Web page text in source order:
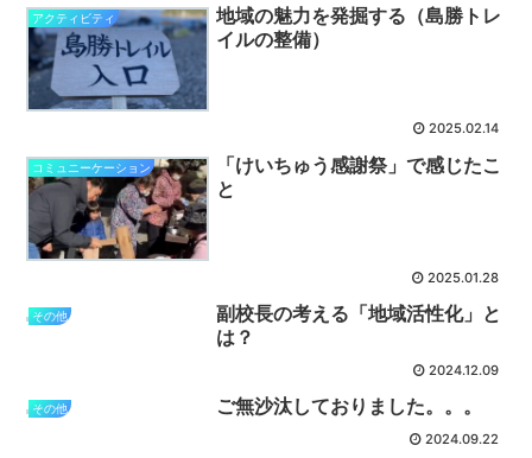
アクティビティ
地域の魅力を発掘する（島勝トレ
イルの整備）
2025.02.14
コミュニーケーション
「けいちゅう感謝祭」で感じたこ
と
2025.01.28
その他
副校長の考える「地域活性化」と
は？
2024.12.09
その他 ご無沙汰しておりました。。。
2024.09.22